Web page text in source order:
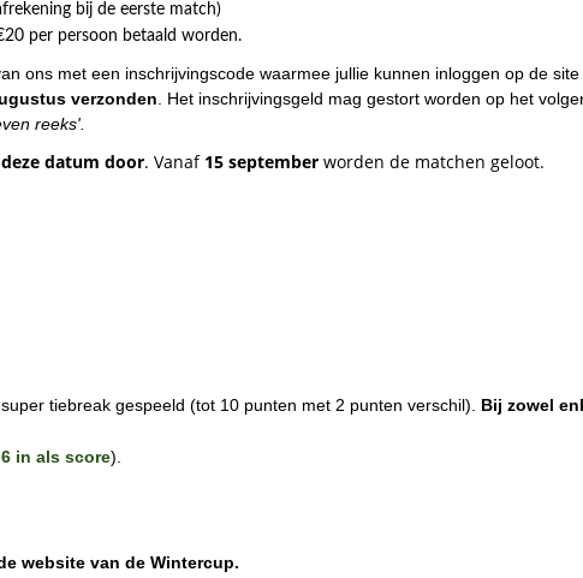
bij de eerste match)
per persoon betaald worden.
ons met een inschrijvingscode waarmee jullie kunnen inloggen op de
verzonden. Het inschrijvingsgeld mag gestort worden op het
reeks'.
datum door. Vanaf 15 september worden de matchen geloot.
tiebreak gespeeld (tot 10 punten met 2 punten verschil). Bij zowel
in als score).
website van de Wintercup.